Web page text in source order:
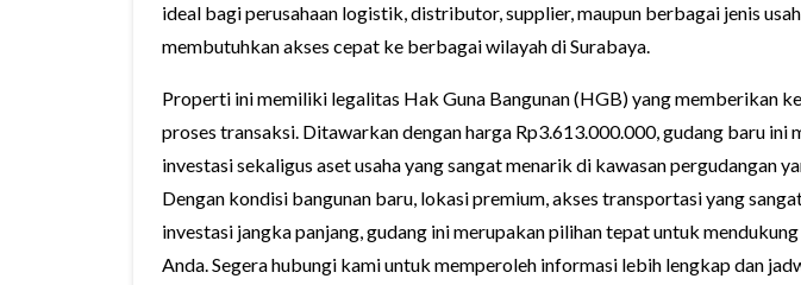
ideal bagi perusahaan logistik, distributor, supplier, maupun berbagai jenis
membutuhkan akses cepat ke berbagai wilayah di Surabaya.
Properti ini memiliki legalitas Hak Guna Bangunan (HGB) yang memberikan
proses transaksi. Ditawarkan dengan harga Rp3.613.000.000, gudang baru ini
investasi sekaligus aset usaha yang sangat menarik di kawasan pergudangan
Dengan kondisi bangunan baru, lokasi premium, akses transportasi yang
investasi jangka panjang, gudang ini merupakan pilihan tepat untuk
Anda. Segera hubungi kami untuk memperoleh informasi lebih lengkap dan